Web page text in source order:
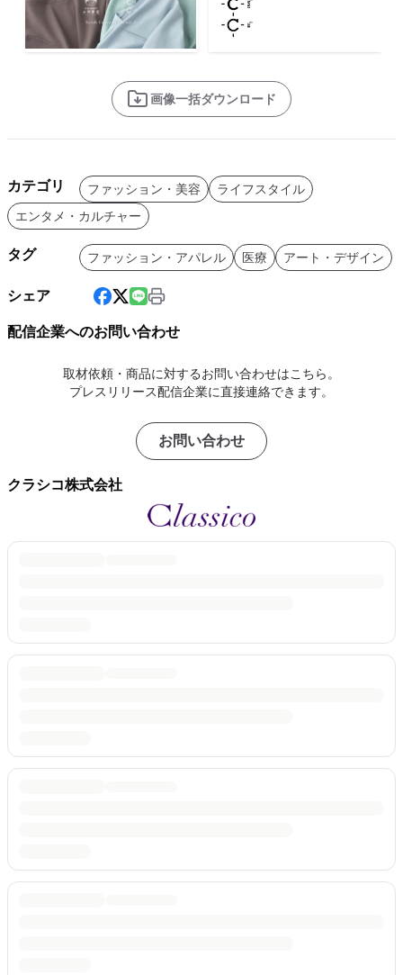
画像一括ダウンロード
カテゴリ ファッション・美容
ライフスタイル
エンタメ・カルチャー
タグ ファッション・アパレル 医療 アート・デザイン
シェア
配信企業へのお問い合わせ
取材依頼・商品に対するお問い合わせはこちら。
プレスリリース配信企業に直接連絡できます。
お問い合わせ
クラシコ株式会社